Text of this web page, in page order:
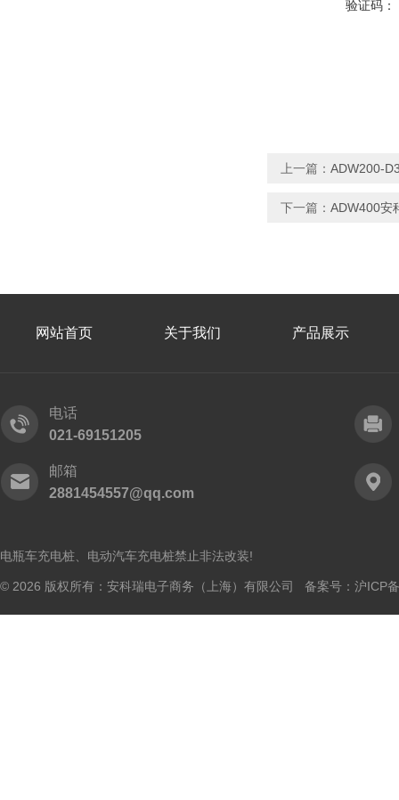
验证码：
上一篇： ADW200-
下一篇： ADW400安
网站首页 关于我们 产品展示
电话
021-69151205
邮箱
2881454557@qq.com
电瓶车充电桩、电动汽车充电桩禁止非法改装!
© 2026 版权所有：安科瑞电子商务（上海）有限公司 备案号： 沪ICP